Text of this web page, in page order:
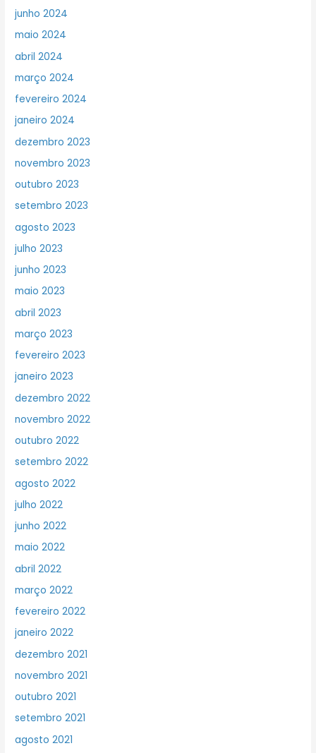
junho 2024
maio 2024
abril 2024
março 2024
fevereiro 2024
janeiro 2024
dezembro 2023
novembro 2023
outubro 2023
setembro 2023
agosto 2023
julho 2023
junho 2023
maio 2023
abril 2023
março 2023
fevereiro 2023
janeiro 2023
dezembro 2022
novembro 2022
outubro 2022
setembro 2022
agosto 2022
julho 2022
junho 2022
maio 2022
abril 2022
março 2022
fevereiro 2022
janeiro 2022
dezembro 2021
novembro 2021
outubro 2021
setembro 2021
agosto 2021